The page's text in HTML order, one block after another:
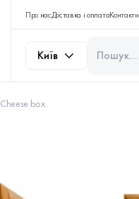
Про насДоставка і оплатаКонтакти
Київ
Cheese box